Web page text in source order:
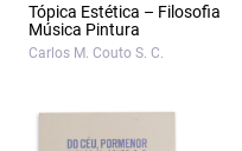
Tópica Estética – Filosofia
Música Pintura
Carlos M. Couto S. C.